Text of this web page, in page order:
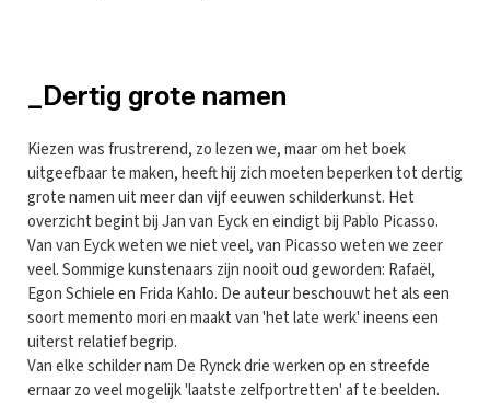
_Dertig grote namen
Kiezen was frustrerend, zo lezen we, maar om het boek
uitgeefbaar te maken, heeft hij zich moeten beperken tot dertig
grote namen uit meer dan vijf eeuwen schilderkunst. Het
overzicht begint bij Jan van Eyck en eindigt bij Pablo Picasso.
Van van Eyck weten we niet veel, van Picasso weten we zeer
veel. Sommige kunstenaars zijn nooit oud geworden: Rafaël,
Egon Schiele en Frida Kahlo. De auteur beschouwt het als een
soort memento mori en maakt van 'het late werk' ineens een
uiterst relatief begrip.
Van elke schilder nam De Rynck drie werken op en streefde
ernaar zo veel mogelijk 'laatste zelfportretten' af te beelden.